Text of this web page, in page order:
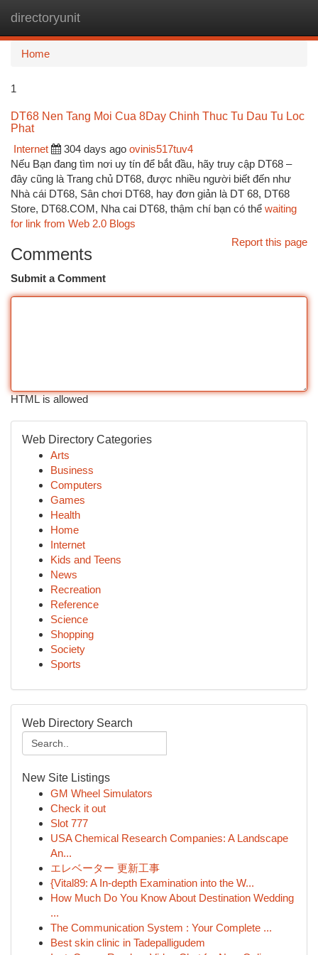
directoryunit
Home
1
DT68 Nen Tang Moi Cua 8Day Chinh Thuc Tu Dau Tu Loc
Phat
Internet
304 days ago ovinis517tuv4
Nếu Bạn đang tìm nơi uy tín để bắt đầu, hãy truy cập DT68 –
đây cũng là Trang chủ DT68, được nhiều người biết đến như
Nhà cái DT68, Sân chơi DT68, hay đơn giản là DT 68, DT68
Store, DT68.COM, Nha cai DT68, thậm chí bạn có thể waiting
for link from Web 2.0 Blogs
Report this page
Comments
Submit a Comment
HTML is allowed
Web Directory Categories
Arts
Business
Computers
Games
Health
Home
Internet
Kids and Teens
News
Recreation
Reference
Science
Shopping
Society
Sports
Web Directory Search
New Site Listings
GM Wheel Simulators
Check it out
Slot 777
USA Chemical Research Companies: A Landscape
An...
エレベーター 更新工事
{Vital89: A In-depth Examination into the W...
How Much Do You Know About Destination Wedding
...
The Communication System : Your Complete ...
Best skin clinic in Tadepalligudem